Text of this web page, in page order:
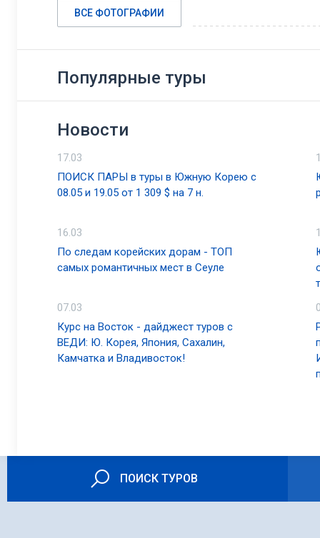
ВСЕ ФОТОГРАФИИ
Популярные туры
Новости
17.03
ПОИСК ПАРЫ в туры в Южную Корею с
08.05 и 19.05 от 1 309 $ на 7 н.
16.03
По следам корейских дорам - ТОП
самых романтичных мест в Сеуле
07.03
Курс на Восток - дайджест туров с
ВЕДИ: Ю. Корея, Япония, Сахалин,
Камчатка и Владивосток!
ПОИСК ТУРОВ